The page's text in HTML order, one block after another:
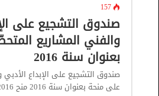
157
صندوق التشجيع على
والفني المشاريع
بعنوان سنة 2016
صندوق التشجيع على الإبداع الأدبي
على منحة بعنوان سنة 2016 منح 2016.pdf